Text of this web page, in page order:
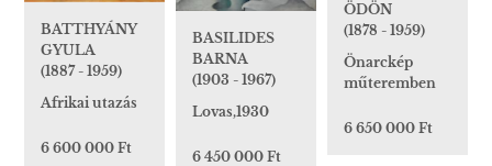
ÖDÖN
(1878 - 1959)
Önarckép
műteremben
6 650 000 Ft
BATTHYÁNY
GYULA
(1887 - 1959)
Afrikai utazás
6 600 000 Ft
BASILIDES
BARNA
(1903 - 1967)
Lovas,1930
6 450 000 Ft